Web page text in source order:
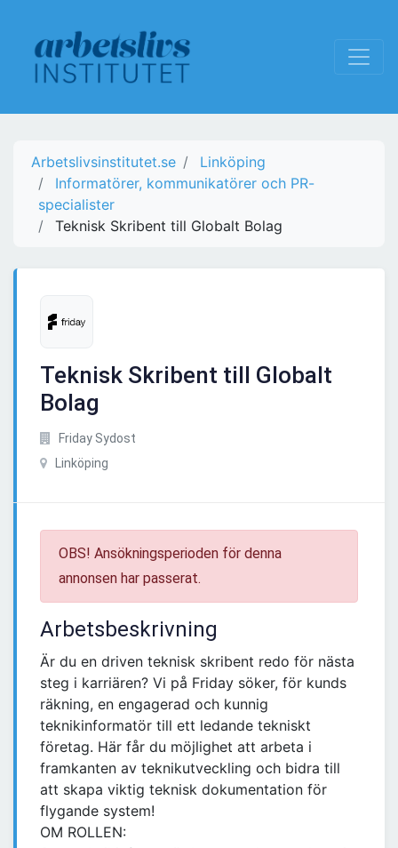
Arbetslivsinstitutet.se
Linköping
Informatörer, kommunikatörer och PR-
specialister
Teknisk Skribent till Globalt Bolag
Teknisk Skribent till Globalt
Bolag
Friday Sydost
Linköping
OBS! Ansökningsperioden för denna
annonsen har passerat.
Arbetsbeskrivning
Är du en driven teknisk skribent redo för nästa
steg i karriären? Vi på Friday söker, för kunds
räkning, en engagerad och kunnig
teknikinformatör till ett ledande tekniskt
företag. Här får du möjlighet att arbeta i
framkanten av teknikutveckling och bidra till
att skapa viktig teknisk dokumentation för
flygande system!
OM ROLLEN: